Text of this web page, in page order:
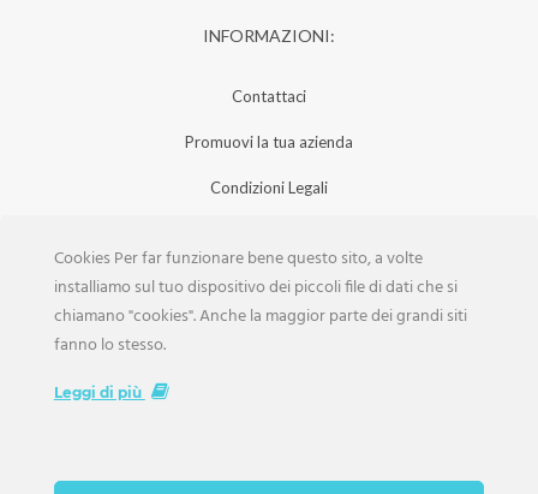
INFORMAZIONI:
Contattaci
Promuovi la tua azienda
Condizioni Legali
Iscrizione Aziende
Scarica la Rivista
Cookies Per far funzionare bene questo sito, a volte
installiamo sul tuo dispositivo dei piccoli file di dati che si
chiamano "cookies". Anche la maggior parte dei grandi siti
fanno lo stesso.
Leggi di più